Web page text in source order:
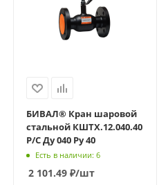
БИВАЛ® Кран шаровой
стальной КШТХ.12.040.40
Р/С Ду 040 Ру 40
Есть в наличии: 6
2 101.49₽/шт